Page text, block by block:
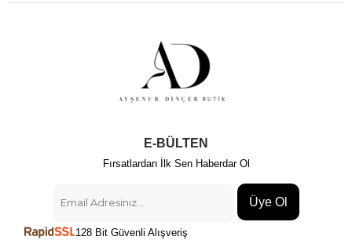
E-BÜLTEN
Fırsatlardan İlk Sen Haberdar Ol
Üye Ol
128 Bit Güvenli Alışveriş